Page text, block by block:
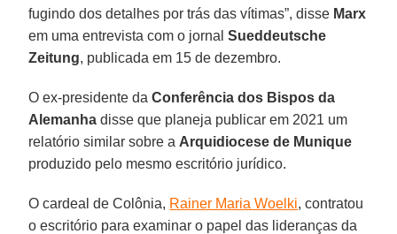
fugindo dos detalhes por trás das vítimas”, disse Marx
em uma entrevista com o jornal Sueddeutsche
Zeitung, publicada em 15 de dezembro.
O ex-presidente daConferência dos Bispos da
Alemanha disse que planeja publicar em 2021 um
relatório similar sobre a Arquidiocese de Munique
produzido pelo mesmo escritório jurídico.
O cardeal de Colônia, Rainer Maria Woelki, contratou
o escritório para examinar o papel das lideranças da